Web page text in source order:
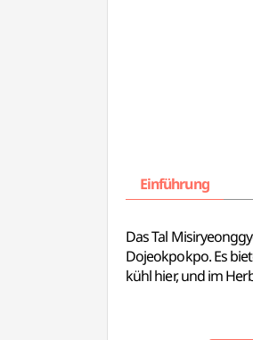
Einführung
Das Tal
Dojeokpokpo. Es
kühl hier, und im